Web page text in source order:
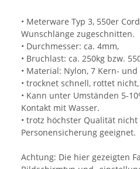
• Meterware Typ 3, 550er
Wunschlänge zugeschnitten.
• Durchmesser: ca. 4mm,
• Bruchlast: ca. 250kg bzw.
• Material: Nylon, 7 Kern-
• trocknet schnell, rottet
• Kann unter Umständen 5-
Kontakt mit Wasser.
• trotz höchster Qualität
Personensicherung geeignet.
Achtung: Die hier gezeigten